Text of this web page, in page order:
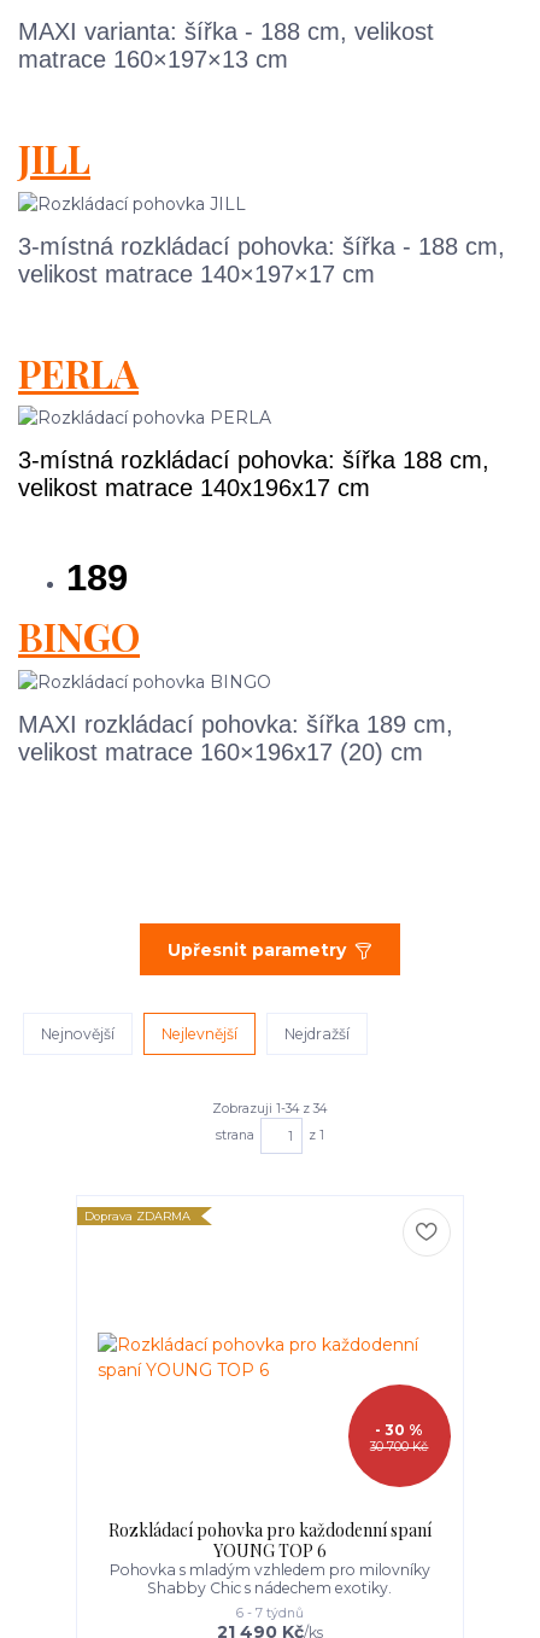
MAXI varianta: šířka - 188 cm, velikost
matrace 160×197×13 cm
JILL
3-místná rozkládací pohovka: šířka - 188 cm,
velikost matrace 140×197×17 cm
PERLA
3-místná rozkládací pohovka: šířka 188 cm,
velikost matrace 140x196x17 cm
189
BINGO
MAXI rozkládací pohovka: šířka 189 cm,
velikost matrace 160×196x17 (20) cm
Upřesnit parametry
Nejnovější Nejlevnější Nejdražší
Zobrazuji 1-34 z 34
strana
z 1
Doprava ZDARMA
30 700 Kč
- 30 %
Rozkládací pohovka pro každodenní spaní
YOUNG TOP 6
Pohovka s mladým vzhledem pro milovníky
Shabby Chic s nádechem exotiky.
21 490 Kč/ks
6 - 7 týdnů